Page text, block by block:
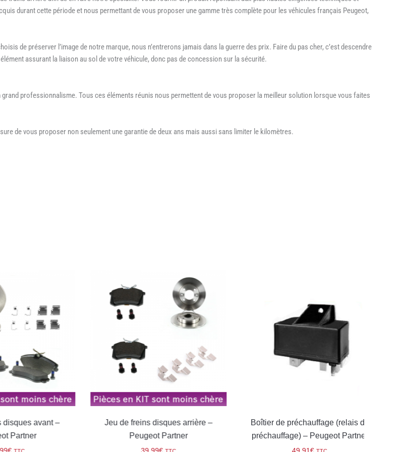
durant cette période et nous permettant de vous proposer une gamme très complète pour les véhicules français Peugeot,
de préserver l’image de notre marque, nous n’entrerons jamais dans la guerre des prix. Faire du pas cher, c’est descendre
assurant la liaison au sol de votre véhicule, donc pas de concession sur la sécurité.
professionnalisme. Tous ces éléments réunis nous permettent de vous proposer la meilleur solution lorsque vous faites
de vous proposer non seulement une garantie de deux ans mais aussi sans limiter le kilomètres.
avant –
Partner
Jeu de freins disques arrière –
Peugeot Partner
Boîtier de préchauffage (relais de
préchauffage) – Peugeot Partner